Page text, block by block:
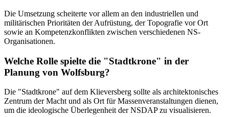
Die Umsetzung scheiterte vor allem an den industriellen und
militärischen Prioritäten der Aufrüstung, der Topografie vor Ort
sowie an Kompetenzkonflikten zwischen verschiedenen NS-
Organisationen.
Welche Rolle spielte die "Stadtkrone" in der
Planung von Wolfsburg?
Die "Stadtkrone" auf dem Klieversberg sollte als architektonisches
Zentrum der Macht und als Ort für Massenveranstaltungen dienen,
um die ideologische Überlegenheit der NSDAP zu visualisieren.